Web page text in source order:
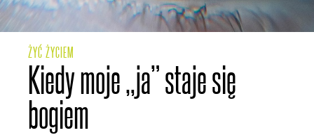
ŻYĆ ŻYCIEM
Kiedy moje „ja” staje się
bogiem